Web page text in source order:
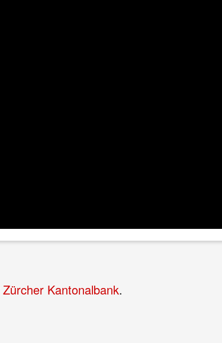
Zürcher Kantonalbank.